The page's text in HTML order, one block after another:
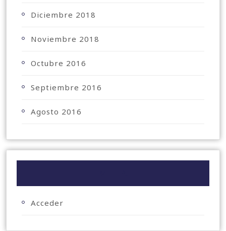
Diciembre 2018
Noviembre 2018
Octubre 2016
Septiembre 2016
Agosto 2016
Acceder